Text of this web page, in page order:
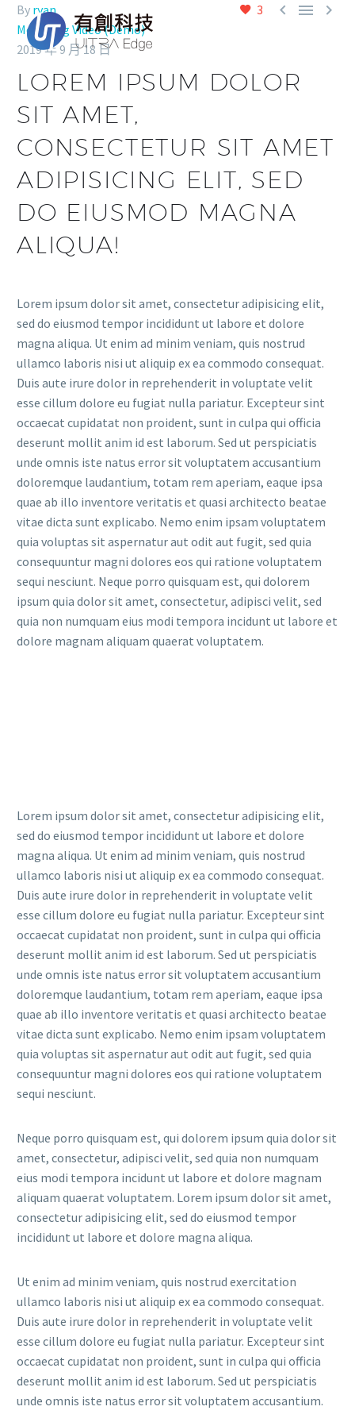
3   
By ryan
Mounting Video (Demo)
2019 年 9 月 18 日
LOREM IPSUM DOLOR
SIT AMET,
CONSECTETUR SIT AMET
ADIPISICING ELIT, SED
DO EIUSMOD MAGNA
ALIQUA!
Lorem ipsum dolor sit amet, consectetur adipisicing elit,
sed do eiusmod tempor incididunt ut labore et dolore
magna aliqua. Ut enim ad minim veniam, quis nostrud
ullamco laboris nisi ut aliquip ex ea commodo consequat.
Duis aute irure dolor in reprehenderit in voluptate velit
esse cillum dolore eu fugiat nulla pariatur. Excepteur sint
occaecat cupidatat non proident, sunt in culpa qui officia
deserunt mollit anim id est laborum. Sed ut perspiciatis
unde omnis iste natus error sit voluptatem accusantium
doloremque laudantium, totam rem aperiam, eaque ipsa
quae ab illo inventore veritatis et quasi architecto beatae
vitae dicta sunt explicabo. Nemo enim ipsam voluptatem
quia voluptas sit aspernatur aut odit aut fugit, sed quia
consequuntur magni dolores eos qui ratione voluptatem
sequi nesciunt. Neque porro quisquam est, qui dolorem
ipsum quia dolor sit amet, consectetur, adipisci velit, sed
quia non numquam eius modi tempora incidunt ut labore et
dolore magnam aliquam quaerat voluptatem.
Lorem ipsum dolor sit amet, consectetur adipisicing elit,
sed do eiusmod tempor incididunt ut labore et dolore
magna aliqua. Ut enim ad minim veniam, quis nostrud
ullamco laboris nisi ut aliquip ex ea commodo consequat.
Duis aute irure dolor in reprehenderit in voluptate velit
esse cillum dolore eu fugiat nulla pariatur. Excepteur sint
occaecat cupidatat non proident, sunt in culpa qui officia
deserunt mollit anim id est laborum. Sed ut perspiciatis
unde omnis iste natus error sit voluptatem accusantium
doloremque laudantium, totam rem aperiam, eaque ipsa
quae ab illo inventore veritatis et quasi architecto beatae
vitae dicta sunt explicabo. Nemo enim ipsam voluptatem
quia voluptas sit aspernatur aut odit aut fugit, sed quia
consequuntur magni dolores eos qui ratione voluptatem
sequi nesciunt.
Neque porro quisquam est, qui dolorem ipsum quia dolor sit
amet, consectetur, adipisci velit, sed quia non numquam
eius modi tempora incidunt ut labore et dolore magnam
aliquam quaerat voluptatem. Lorem ipsum dolor sit amet,
consectetur adipisicing elit, sed do eiusmod tempor
incididunt ut labore et dolore magna aliqua.
Ut enim ad minim veniam, quis nostrud exercitation
ullamco laboris nisi ut aliquip ex ea commodo consequat.
Duis aute irure dolor in reprehenderit in voluptate velit
esse cillum dolore eu fugiat nulla pariatur. Excepteur sint
occaecat cupidatat non proident, sunt in culpa qui officia
deserunt mollit anim id est laborum. Sed ut perspiciatis
unde omnis iste natus error sit voluptatem accusantium.